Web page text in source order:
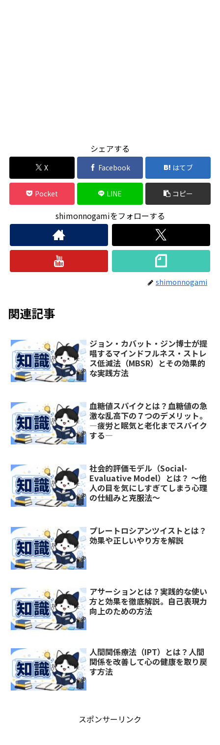
シェアする
X Facebook はてブ
Pocket LINE コピー
shimonnogamiをフォローする
shimonnogami
関連記事
ジョン・カバット・ジン博士が提
唱するマインドフルネス・ストレ
ス低減法（MBSR）とその効果的
な実践方法
血糖値スパイクとは？血糖値の急
激な乱高下の７つのデメリット。
―疲労と眠気と老化までスパイク
する―
社会的評価モデル（Social-
Evaluative Model）とは？ ～他
人の目を気にしすぎてしまう心理
の仕組みと克服法～
プレートロシアンツイストとは？
効果や正しいやり方を解説
アサーションとは？実践的な使い
方と効果を徹底解説。自己表現力
向上のための方法
人間関係療法（IPT）とは？人間
関係を改善して心の健康を取り戻
す方法
スポンサーリンク